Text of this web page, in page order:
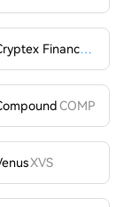
Cryptex FinanceCTX
COMP
XVS